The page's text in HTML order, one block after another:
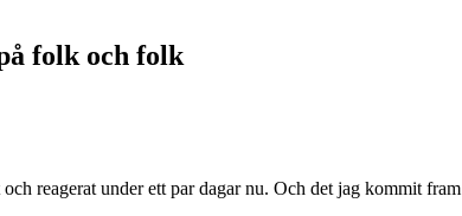
folk och folk
och reagerat under ett par dagar nu. Och det jag kommit